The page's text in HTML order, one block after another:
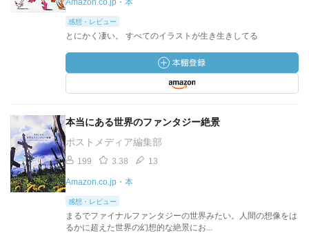
Amazon.co.jp・本
感想・レビュー
とにかく凄い。 すべてのイラストが生き生きしてる
本当にある世界のファンタジー絶景
ポストメディア編集部
199 3.38 13
Amazon.co.jp・本
感想・レビュー
まるでファイナルファンタジーの世界みたい。人間の想像をは
るかに超えた世界の幻想的な絶景にお...